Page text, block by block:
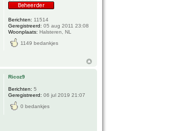
Berichten: 11514
Geregistreerd: 05 aug 2011 23:08
Woonplaats: Halsteren, NL
1149 bedankjes
Ricoz9
Berichten: 5
Geregistreerd: 06 jul 2019 21:07
0 bedankjes